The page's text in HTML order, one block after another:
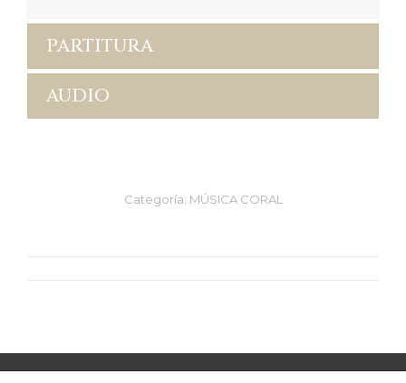
PARTITURA
AUDIO
Categoría: MÚSICA CORAL
Navegación
proyectos